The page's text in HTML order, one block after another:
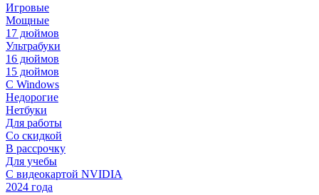
Игровые
Мощные
17 дюймов
Ультрабуки
16 дюймов
15 дюймов
С Windows
Недорогие
Нетбуки
Для работы
Со скидкой
В рассрочку
Для учебы
С видеокартой NVIDIA
2024 года